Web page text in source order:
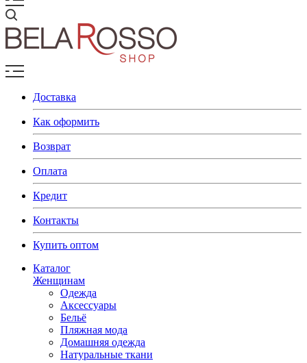
Доставка
Как оформить
Возврат
Оплата
Кредит
Контакты
Купить оптом
Каталог
Женщинам
Одежда
Аксессуары
Бельё
Пляжная мода
Домашняя одежда
Натуральные ткани